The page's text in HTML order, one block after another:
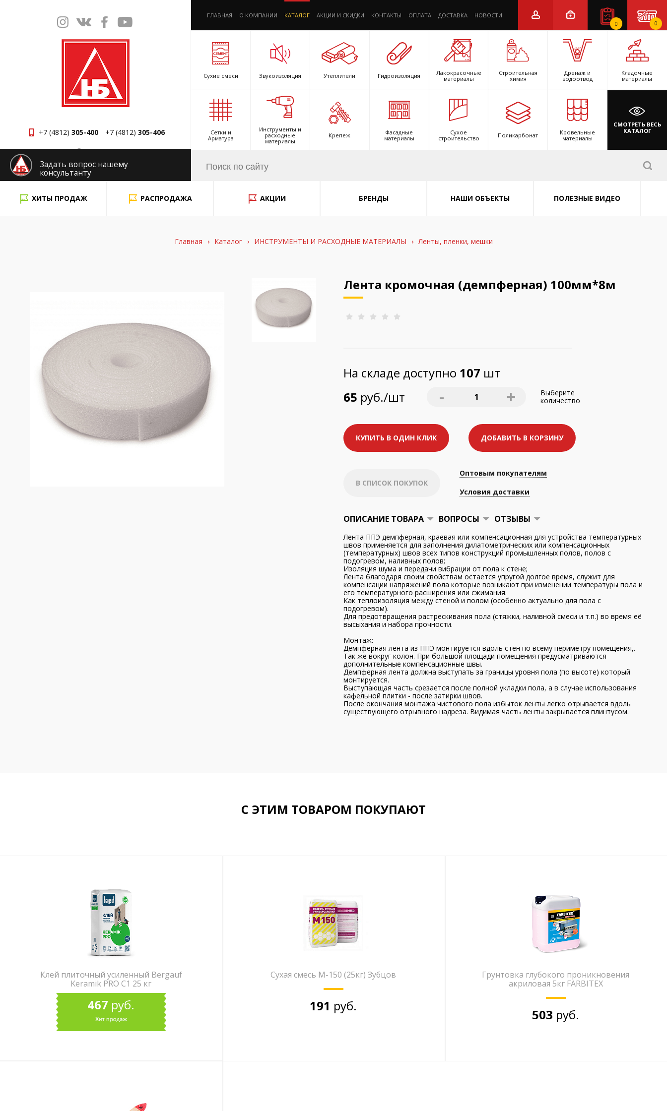
+7 (4812) 305-400 +7 (4812) 305-406
Смоленск
ГЛАВНАЯ О КОМПАНИИ КАТАЛОГ АКЦИИ И СКИДКИ КОНТАКТЫ ОПЛАТА ДОСТАВКА НОВОСТИ
0 0
Сухие смеси Звукоизоляция Утеплители Гидроизоляция
Лакокрасочные
материалы
Строительная
химия
Дренаж и
водоотвод
Кладочные
материалы
Сетки и
Арматура
Инструменты и
расходные
материалы
Крепеж
Фасадные
материалы
Сухое
строительство
Поликарбонат
Кровельные
материалы
СМОТРЕТЬ ВЕСЬ
КАТАЛОГ
Задать вопрос нашему
консультанту
ХИТЫ ПРОДАЖ
РАСПРОДАЖА АКЦИИ БРЕНДЫ НАШИ ОБЪЕКТЫ ПОЛЕЗНЫЕ ВИДЕО
Главная › Каталог › ИНСТРУМЕНТЫ И РАСХОДНЫЕ МАТЕРИАЛЫ › Ленты, пленки, мешки
Лента кромочная (демпферная) 100мм*8м
На складе доступно 107 шт
65 руб./шт - 1 +
Выберите
количество
КУПИТЬ В ОДИН КЛИК ДОБАВИТЬ В КОРЗИНУ
В СПИСОК ПОКУПОК
Оптовым покупателям
Условия доставки
ОПИСАНИЕ ТОВАРА ВОПРОСЫ ОТЗЫВЫ
Лента ППЭ демпферная, краевая или компенсационная для устройства температурных
швов применяется для заполнения дилатометрических или компенсационных
(температурных) швов всех типов конструкций промышленных полов, полов с
подогревом, наливных полов;
Изоляция шума и передачи вибрации от пола к стене;
Лента благодаря своим свойствам остается упругой долгое время, служит для
компенсации напряжений пола которые возникают при изменении температуры пола и
его температурного расширения или сжимания.
Как теплоизоляция между стеной и полом (особенно актуально для пола с
подогревом).
Для предотвращения растрескивания пола (стяжки, наливной смеси и т.п.) во время её
высыхания и набора прочности.
Монтаж:
Демпферная лента из ППЭ монтируется вдоль стен по всему периметру помещения,.
Так же вокруг колон. При большой площади помещения предусматриваются
дополнительные компенсационные швы.
Демпферная лента должна выступать за границы уровня пола (по высоте) который
монтируется.
Выступающая часть срезается после полной укладки пола, а в случае использования
кафельной плитки - после затирки швов.
После окончания монтажа чистового пола избыток ленты легко отрывается вдоль
существующего отрывного надреза. Видимая часть ленты закрывается плинтусом.
С ЭТИМ ТОВАРОМ ПОКУПАЮТ
Клей плиточный усиленный Bergauf
Keramik PRO С1 25 кг
467 руб.
Сухая смесь М-150 (25кг) Зубцов
191 руб.
Грунтовка глубокого проникновения
акриловая 5кг FARBITEX
503 руб.